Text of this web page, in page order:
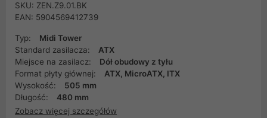
SKU: ZEN.Z9.01.BK
EAN: 5904569412739
Typ:
Midi Tower
Standard zasilacza:
ATX
Miejsce na zasilacz:
Dół obudowy z tyłu
Format płyty głównej:
ATX, MicroATX, ITX
Wysokość:
505 mm
Długość:
480 mm
Zobacz więcej szczegółów